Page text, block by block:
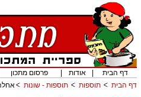
דף הבית
אודות פרסום מתכון
דף הבית
תוספות תוספות - שונות